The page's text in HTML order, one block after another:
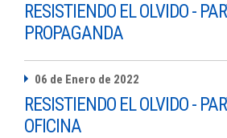
RESISTIENDO EL OLVIDO -
PROPAGANDA
06 de Enero de 2022
RESISTIENDO EL OLVIDO -
OFICINA